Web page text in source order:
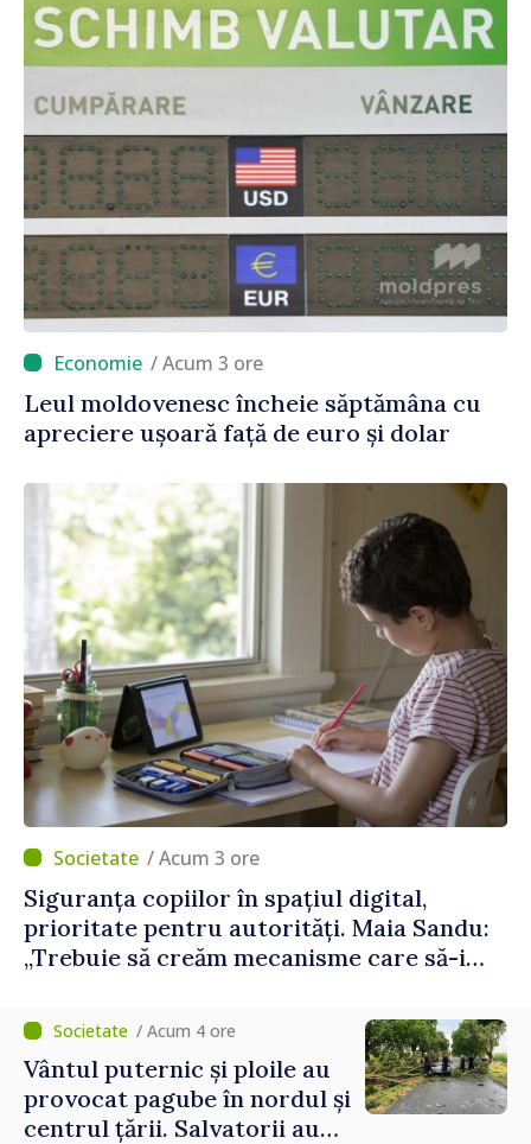
/ Acum 3 ore
Leul moldovenesc încheie săptămâna cu
apreciere ușoară față de euro și dolar
/ Acum 3 ore
Siguranța copiilor în spațiul digital,
prioritate pentru autorități. Maia Sandu:
„Trebuie să creăm mecanisme care să-i
/ Acum 4 ore
Vântul puternic și ploile au
provocat pagube în nordul și
centrul țării. Salvatorii au